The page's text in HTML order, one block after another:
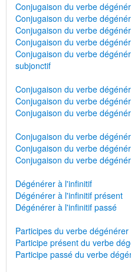
Conjugaison du verbe
Conjugaison du verbe
Conjugaison du verbe
Conjugaison du verbe
Conjugaison du verbe
subjonctif
Conjugaison du verbe
Conjugaison du verbe
Conjugaison du verbe
Conjugaison du verbe
Conjugaison du verbe
Conjugaison du verbe
Dégénérer à l'infinitif
Dégénérer à l'infinitif présent
Dégénérer à l'infinitif passé
Participes du verbe dégénérer
Participe présent du verbe
Participe passé du verbe